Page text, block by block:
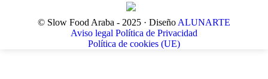
© Slow Food Araba - 2025 · Diseño ALUNARTE
Aviso legal Política de Privacidad
Política de cookies (UE)